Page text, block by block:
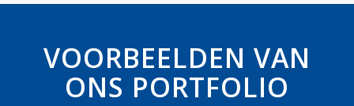
VOORBEELDEN VAN
ONS PORTFOLIO